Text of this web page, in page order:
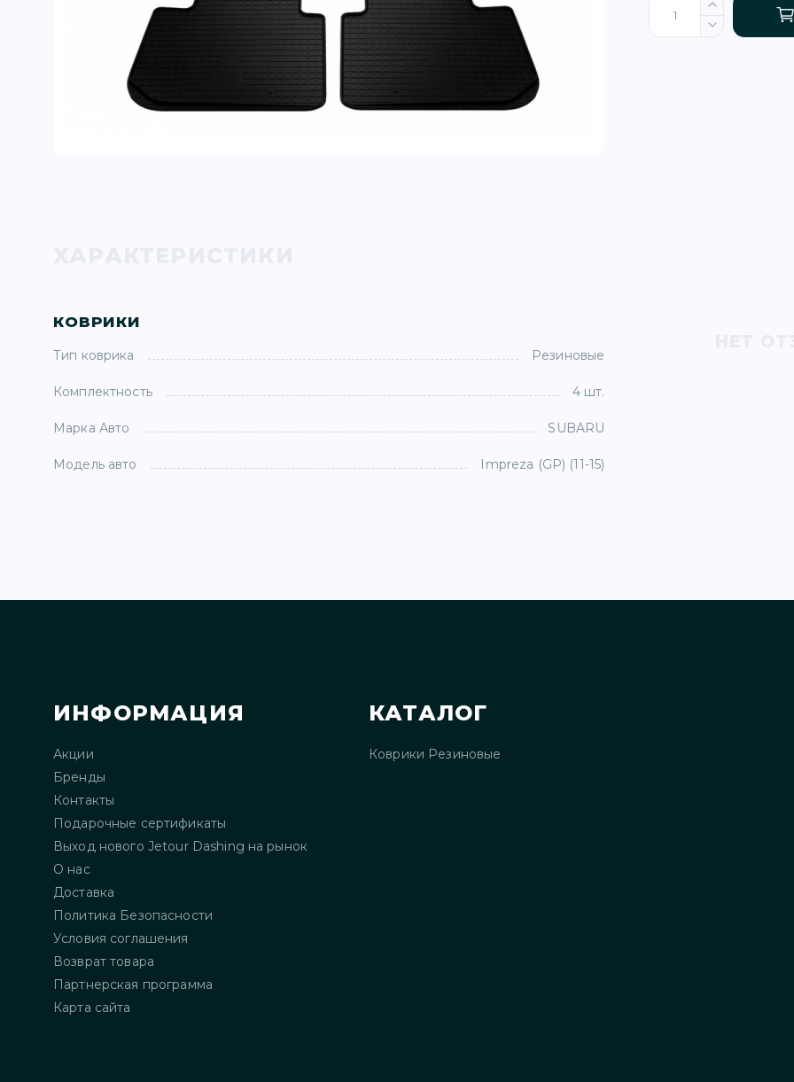
КОВРИКИ
Тип коврика Резиновые
Комплектность 4 шт.
Марка Авто SUBARU
Модель авто Impreza (GP) (11-15)
ИНФОРМАЦИЯ
Акции
Бренды
Контакты
Подарочные сертификаты
Выход нового Jetour Dashing на рынок
О нас
Доставка
Политика Безопасности
Условия соглашения
Возврат товара
Партнерская программа
Карта сайта
КАТАЛОГ
Коврики Резиновые